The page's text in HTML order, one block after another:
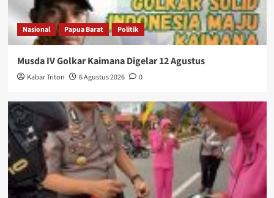
Nasional Papua Barat Politik
Musda IV Golkar Kaimana Digelar 12 Agustus
Kabar Triton 6 Agustus 2026 0